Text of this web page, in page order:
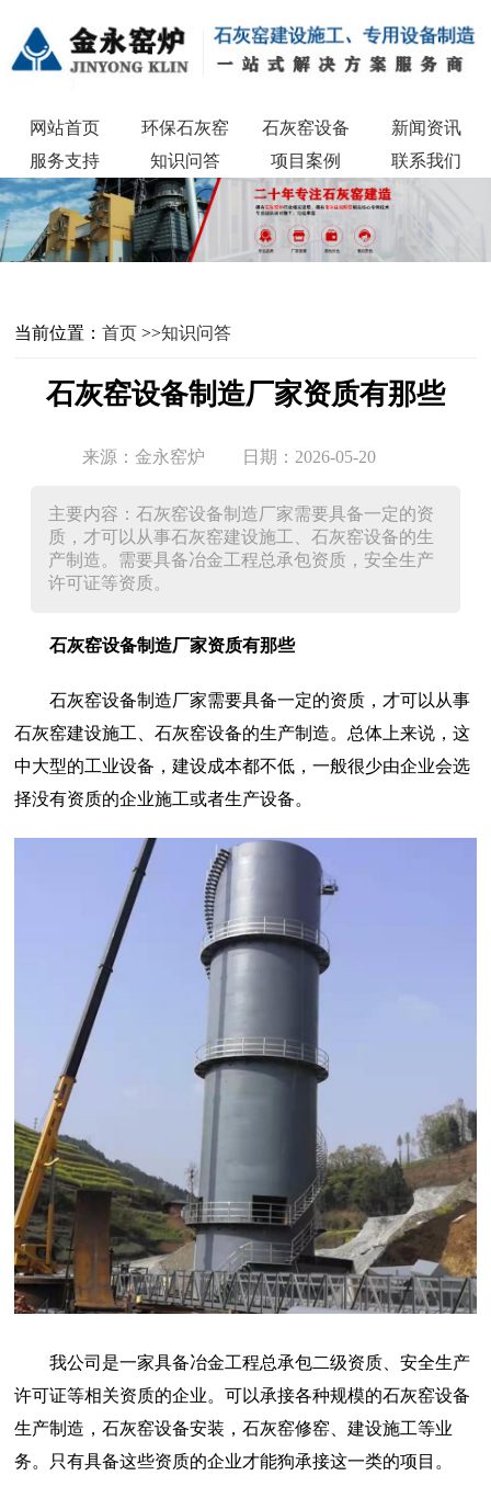
网站首页 环保石灰窑 石灰窑设备
新闻资讯
服务支持
知识问答 项目案例 联系我们
当前位置：首页 >>知识问答
石灰窑设备制造厂家资质有那些
来源：金永窑炉 日期：2026-05-20
主要内容：石灰窑设备制造厂家需要具备一定的资
质，才可以从事石灰窑建设施工、石灰窑设备的生
产制造。需要具备冶金工程总承包资质，安全生产
许可证等资质。
石灰窑设备制造厂家资质有那些
石灰窑设备制造厂家需要具备一定的资质，才可以从事
石灰窑建设施工、石灰窑设备的生产制造。总体上来说，这
中大型的工业设备，建设成本都不低，一般很少由企业会选
择没有资质的企业施工或者生产设备。
我公司是一家具备冶金工程总承包二级资质、安全生产
许可证等相关资质的企业。可以承接各种规模的石灰窑设备
生产制造，石灰窑设备安装，石灰窑修窑、建设施工等业
务。只有具备这些资质的企业才能狗承接这一类的项目。